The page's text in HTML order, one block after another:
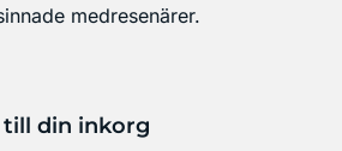
medresenärer.
till din inkorg